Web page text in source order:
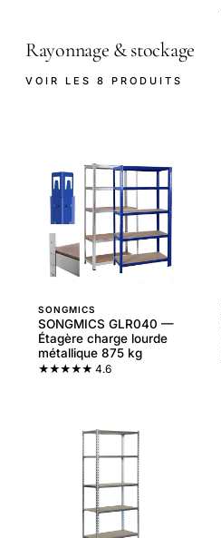
Rayonnage & stockage
VOIR LES 8 PRODUITS
SONGMICS
SONGMICS GLR040 —
Étagère charge lourde
métallique 875 kg
★★★★★ 4.6